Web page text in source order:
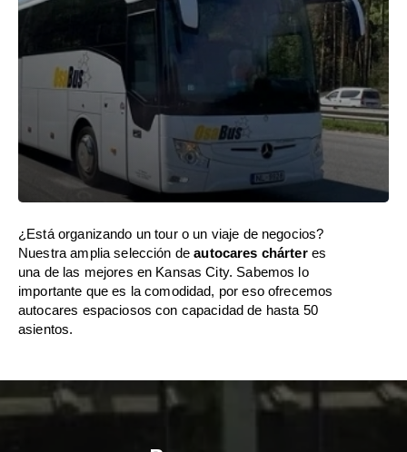
¿Está organizando un tour o un viaje de negocios?
Nuestra amplia selección deautocares chárteres
una de las mejores en Kansas City. Sabemos lo
importante que es la comodidad, por eso ofrecemos
autocares espaciosos con capacidad de hasta 50
asientos.